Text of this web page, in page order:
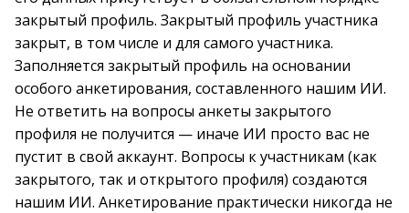
закрытый профиль. Закрытый профиль участника
закрыт, в том числе и для самого участника.
Заполняется закрытый профиль на основании
особого анкетирования, составленного нашим ИИ.
Не ответить на вопросы анкеты закрытого
профиля не получится — иначе ИИ просто вас не
пустит в свой аккаунт. Вопросы к участникам (как
закрытого, так и открытого профиля) создаются
нашим ИИ. Анкетирование практически никогда не